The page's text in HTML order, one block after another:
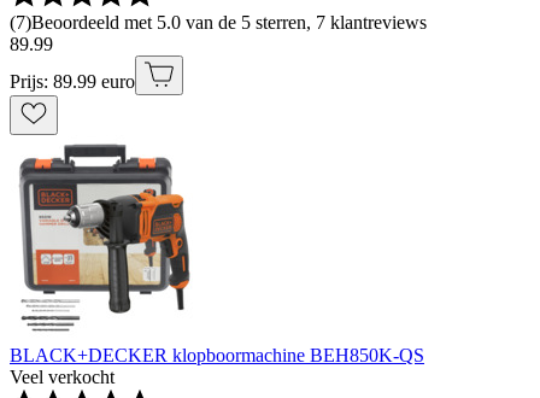
(7)Beoordeeld met 5.0 van de 5 sterren, 7 klantreviews
89.99
Prijs: 89.99 euro
BLACK+DECKER klopboormachine BEH850K-QS
Veel verkocht